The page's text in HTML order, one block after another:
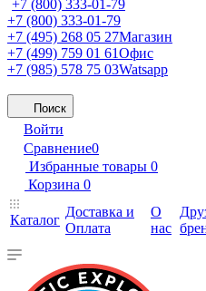
+7 (800) 333-01-79
+7 (800) 333-01-79
+7 (495) 268 05 27Магазин
+7 (499) 759 01 61Офис
+7 (985) 578 75 03Watsapp
Поиск
Войти
Сравнение0
Избранные товары 0
Корзина 0
Каталог
Доставка и
Оплата
О
нас